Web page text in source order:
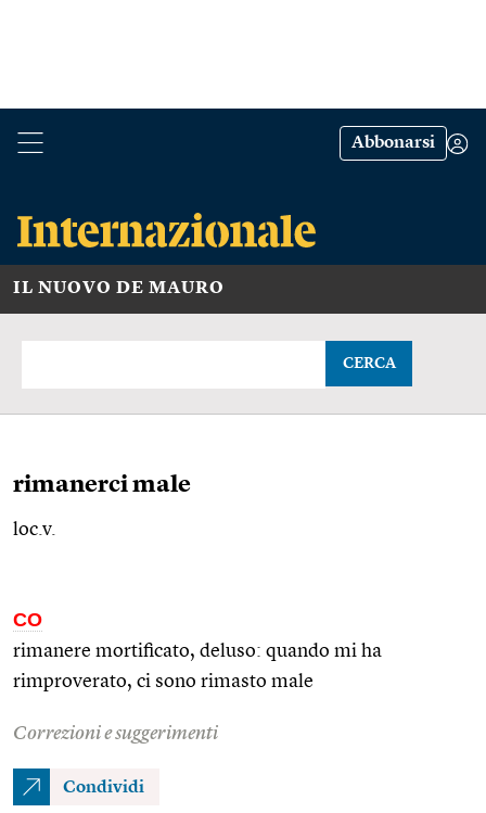
Abbonarsi
IL NUOVO DE MAURO
CERCA
rimanerci male
loc.v.
CO
rimanere mortificato, deluso: quando mi ha
rimproverato, ci sono rimasto male
Correzioni e suggerimenti
Condividi